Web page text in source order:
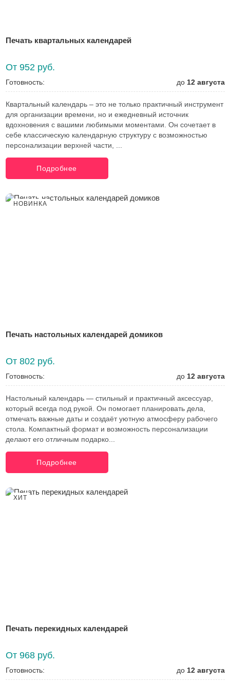
Печать квартальных календарей
От 952 руб.
Готовность: до 12 августа
Квартальный календарь – это не только практичный инструмент
для организации времени, но и ежедневный источник
вдохновения с вашими любимыми моментами. Он сочетает в
себе классическую календарную структуру с возможностью
персонализации верхней части, ...
Подробнее
НОВИНКА
Печать настольных календарей домиков
От 802 руб.
Готовность: до 12 августа
Настольный календарь — стильный и практичный аксессуар,
который всегда под рукой. Он помогает планировать дела,
отмечать важные даты и создаёт уютную атмосферу рабочего
стола. Компактный формат и возможность персонализации
делают его отличным подарко...
Подробнее
ХИТ
Печать перекидных календарей
От 968 руб.
Готовность: до 12 августа